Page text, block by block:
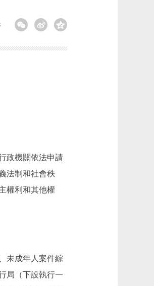
政機關依法申請
法制和社會秩
權利和其他權
未成年人案件綜
局（下設執行一